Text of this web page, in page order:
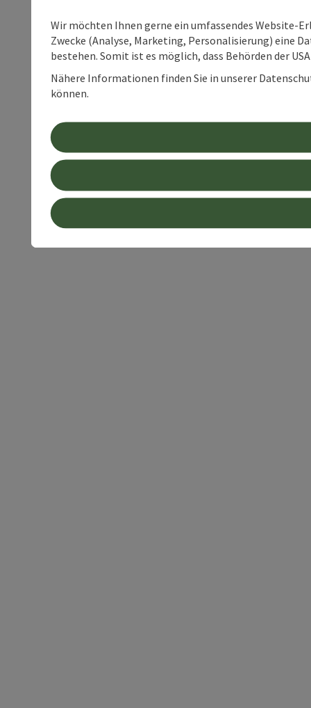
Wir möchten Ihnen gerne ein umfassendes Website-
Zwecke (Analyse, Marketing, Personalisierung) eine
bestehen. Somit ist es möglich, dass Behörden der
Nähere Informationen finden Sie in unserer
können.